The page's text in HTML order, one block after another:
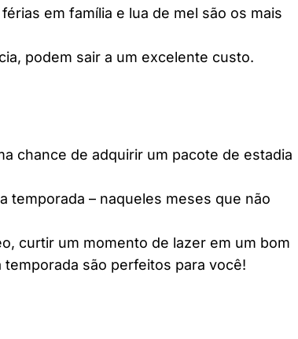
em família e lua de mel são os mais
podem sair a um excelente custo.
chance de adquirir um pacote de estadia
temporada – naqueles meses que não
curtir um momento de lazer em um bom
são perfeitos para você!